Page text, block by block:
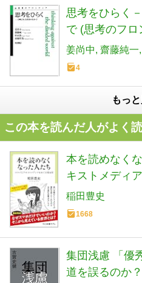
思考をひらく
で (思考のフロ
姜尚中 齋藤純一
4
もっ
この本を読んだ人がよく
本を読めなく
キストメディ
書ラクレ 861)
稲田豊史
1668
集団浅慮 「優
道を誤るのか？